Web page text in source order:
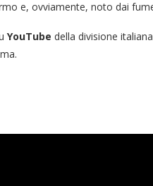
e, ovviamente, noto dai
YouTube della divisione